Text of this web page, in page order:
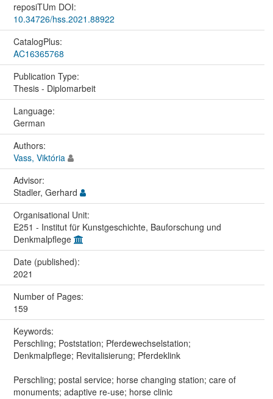
reposiTUm DOI:
10.34726/hss.2021.88922
CatalogPlus:
AC16365768
Publication Type:
Thesis - Diplomarbeit
Language:
German
Authors:
Vass, Viktória
Advisor:
Stadler, Gerhard
Organisational Unit:
E251 - Institut für Kunstgeschichte, Bauforschung und
Denkmalpflege
Date (published):
2021
Number of Pages:
159
Keywords:
Perschling; Poststation; Pferdewechselstation;
Denkmalpflege; Revitalisierung; Pferdeklink
Perschling; postal service; horse changing station; care of
monuments; adaptive re-use; horse clinic